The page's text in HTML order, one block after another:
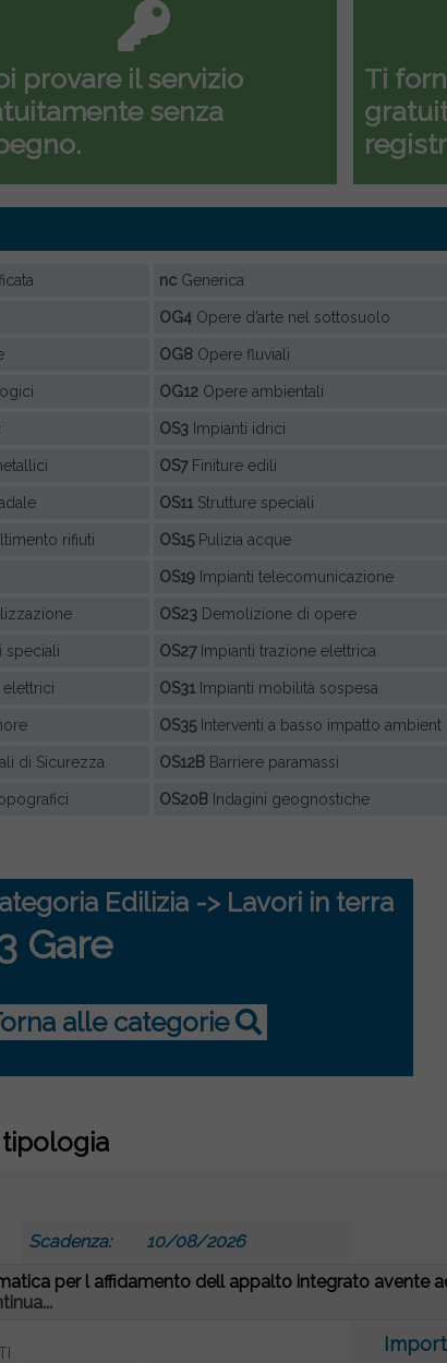
provare il servizio
senza
Ti
ncGenerica
OG4Opere d’arte nel sottosuolo
OG8Opere fluviali
OG12Opere ambientali
OS3Impianti idrici
OS7Finiture edili
OS11Strutture speciali
rifiuti OS15Pulizia acque
OS19Impianti telecomunicazione
OS23Demolizione di opere
speciali OS27Impianti trazione elettrica
OS31Impianti mobilità sospesa
OS35Interventi a basso impatto ambient
di Sicurezza OS12BBarriere paramassi
OS20BIndagini geognostiche
Edilizia -> Lavori in terra
Gare
alle categorie
tipologia
Scadenza: 10/08/2026
per l affidamento dell appalto integrato avente